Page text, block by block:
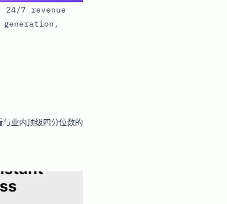
24/7 revenue
业内顶级四分位数的